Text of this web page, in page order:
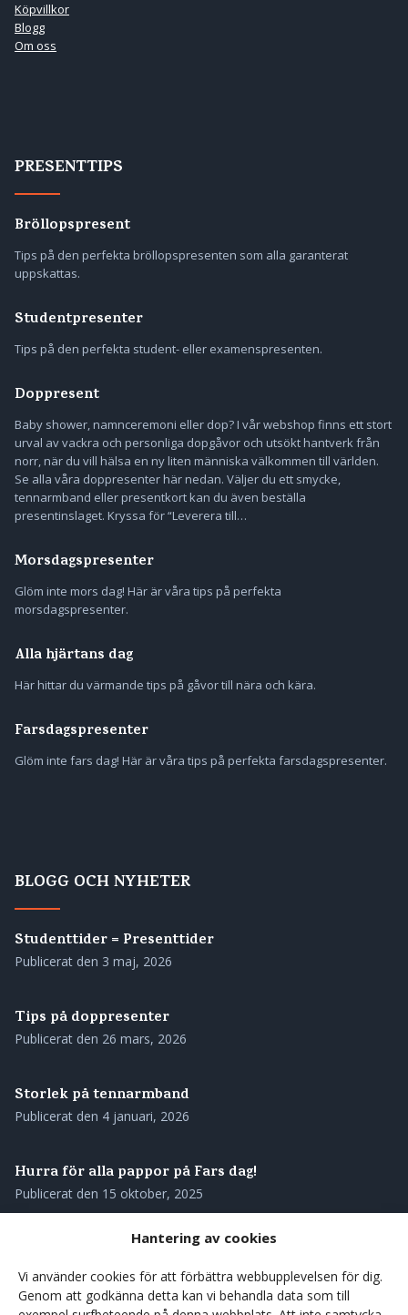
Hantering av cookies
Vi använder cookies för att förbättra webbupplevelsen för dig.
Genom att godkänna detta kan vi behandla data som till
Köpvillkor
Blogg
Om oss
PRESENTTIPS
Bröllopspresent
Tips på den perfekta bröllopspresenten som alla garanterat
uppskattas.
Studentpresenter
Tips på den perfekta student- eller examenspresenten.
Doppresent
Baby shower, namnceremoni eller dop? I vår webshop finns ett stort
urval av vackra och personliga dopgåvor och utsökt hantverk från
norr, när du vill hälsa en ny liten människa välkommen till världen.
Se alla våra doppresenter här nedan. Väljer du ett smycke,
tennarmband eller presentkort kan du även beställa
presentinslaget. Kryssa för “Leverera till…
Morsdagspresenter
Glöm inte mors dag! Här är våra tips på perfekta
morsdagspresenter.
Alla hjärtans dag
Här hittar du värmande tips på gåvor till nära och kära.
Farsdagspresenter
Glöm inte fars dag! Här är våra tips på perfekta farsdagspresenter.
BLOGG OCH NYHETER
Studenttider = Presenttider
Publicerat den 3 maj, 2026
Tips på doppresenter
Publicerat den 26 mars, 2026
Storlek på tennarmband
Publicerat den 4 januari, 2026
Hurra för alla pappor på Fars dag!
Publicerat den 15 oktober, 2025
Skötselråd för ditt tennarmband
Publicerat den28 augusti, 2025